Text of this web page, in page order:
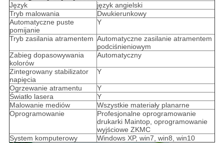
Język
język angielski
Tryb malowania
Dwukierunkowy
Automatyczne puste
pomijanie
Y
Tryb zasilania atramentem Automatyczne zasilanie atramentem
podciśnieniowym
Zabieg dopasowywania
kolorów
Automatyczny
Zintegrowany stabilizator
napięcia
Y
Ogrzewanie atramentu
Y
Światło lasera
Y
Malowanie mediów
Wszystkie materiały planarne
Oprogramowanie
Profesjonalne oprogramowanie
drukarki Maintop, oprogramowanie
wyjściowe ZKMC
System komputerowy
Windows XP, win7, win8, win10